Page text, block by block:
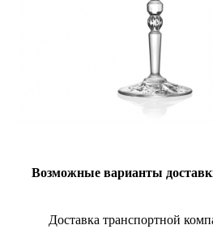
Возможные варианты
Доставка транспортной